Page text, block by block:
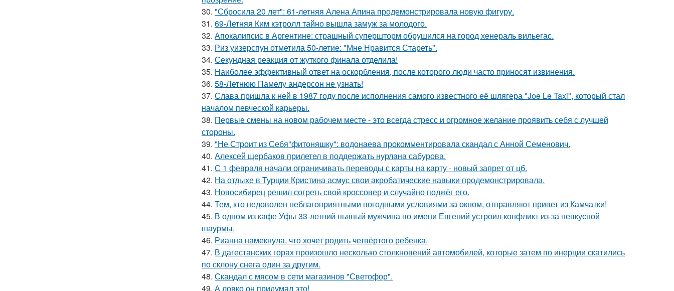
30. "Сбросила 20 лет": 61-летняя Алена Апина продемонстрировала новую фигуру.
31. 69-Летняя Ким кэтролл тайно вышла замуж за молодого.
32. Апокалипсис в Аргентине: страшный супершторм обрушился на город хенераль вильегас.
33. Риз уизерспун отметила 50-летие: "Мне Нравится Стареть".
34. Секундная реакция от жуткого финала отделила!
35. Наиболее эффективный ответ на оскорбления, после которого люди часто приносят извинения.
36. 58-Летнюю Памелу андерсон не узнать!
37. Слава пришла к ней в 1987 году после исполнения самого известного её шлягера "Joe Le Taxi", который стал
началом певческой карьеры.
38. Первые смены на новом рабочем месте - это всегда стресс и огромное желание проявить себя с лучшей
стороны.
39. "Не Строит из Себя"фитоняшку": водонаева прокомментировала скандал с Анной Семенович.
40. Алексей щербаков прилетел в поддержать нурлана сабурова.
41. С 1 февраля начали ограничивать переводы с карты на карту - новый запрет от цб.
42. На отдыхе в Турции Кристина асмус свои акробатические навыки продемонстрировала.
43. Новосибирец решил согреть свой кроссовер и случайно поджёг его.
44. Тем, кто недоволен неблагоприятными погодными условиями за окном, отправляют привет из Камчатки!
45. В одном из кафе Уфы 33-летний пьяный мужчина по имени Евгений устроил конфликт из-за невкусной
шаурмы.
46. Рианна намекнула, что хочет родить четвёртого ребенка.
47. В дагестанских горах произошло несколько столкновений автомобилей, которые затем по инерции скатились
по склону снега один за другим.
48. Скандал с мясом в сети магазинов "Светофор".
49. А ловко он придумал это!